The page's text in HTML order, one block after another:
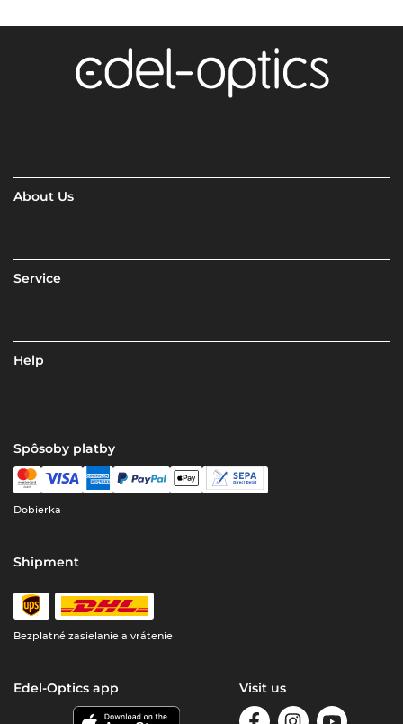
About Us
Service
Help
Spôsoby platby
Dobierka
Shipment
Bezplatné zasielanie a vrátenie
Edel-Optics app Visit us